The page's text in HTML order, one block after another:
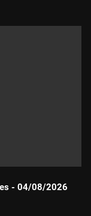
- 04/08/2026